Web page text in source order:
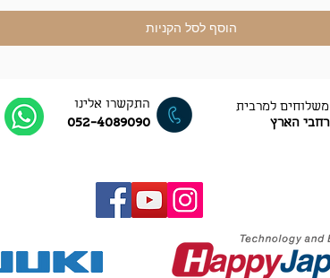
הוסף לסל הקניות
התקשרו אלינו
052-4089090
משלוחים למרבית
רחבי הארץ